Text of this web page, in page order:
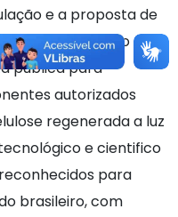
e a proposta de
de avaliação de
pública para
autorizados
regenerada a luz
e cientifico
para
brasileiro, com